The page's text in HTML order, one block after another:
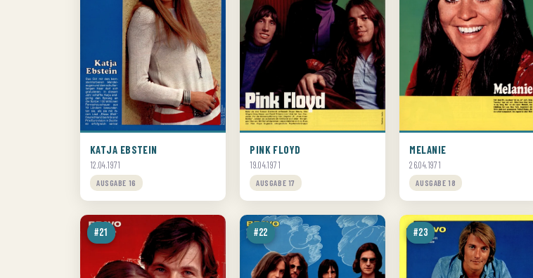
KATJA EBSTEIN
12.04.1971
AUSGABE 16
PINK FLOYD
19.04.1971
AUSGABE 17
MELANIE
26.04.1971
AUSGABE 18
#21 #22 #23